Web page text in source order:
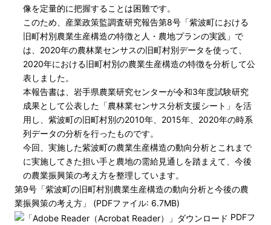
像を定量的に把握することは困難です。
このため、産業政策監調査研究報告第8号「紫波町における
旧町村別農業生産構造の特徴と人・農地プランの実践」で
は、2020年の農林業センサスの旧町村別データを使って、
2020年における旧町村別の農業生産構造の特徴を分析して公
表しました。
本報告書は、岩手県農業研究センターが令和3年度試験研究
成果として公表した「農林業センサス分析支援シート」を活
用し、紫波町の旧町村別の2010年、2015年、2020年の時系
列データの分析を行ったものです。
今回、実施した紫波町の農業生産構造の動向分析とこれまで
に実施してきた担い手と農地の需給見通しを踏まえて、今後
の農業振興策の考え方を整理しています。
第9号「紫波町の旧町村別農業生産構造の動向分析と今後の農
業振興策の考え方」 (PDFファイル: 6.7MB)
PDFフ